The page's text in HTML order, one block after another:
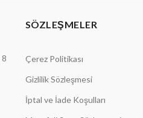
8
SÖZLEŞMELER
Çerez Politikası
Gizlilik Sözleşmesi
İptal ve İade Koşulları